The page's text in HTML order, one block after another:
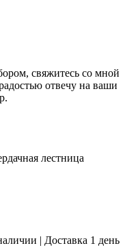
свяжитесь со мной
отвечу на ваши
лестница
| Доставка 1 день